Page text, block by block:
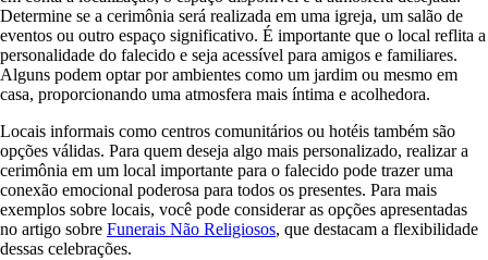
Determine se a cerimônia será realizada em uma igreja, um salão de
eventos ou outro espaço significativo. É importante que o local reflita a
personalidade do falecido e seja acessível para amigos e familiares.
Alguns podem optar por ambientes como um jardim ou mesmo em
casa, proporcionando uma atmosfera mais íntima e acolhedora.
Locais informais como centros comunitários ou hotéis também são
opções válidas. Para quem deseja algo mais personalizado, realizar a
cerimônia em um local importante para o falecido pode trazer uma
conexão emocional poderosa para todos os presentes. Para mais
exemplos sobre locais, você pode considerar as opções apresentadas
no artigo sobre Funerais Não Religiosos, que destacam a flexibilidade
dessas celebrações.